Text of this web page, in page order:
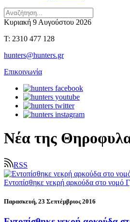
Κυριακή 9 Αυγούστου 2026
T: 2310 477 128
hunters@hunters.gr
Επικοινωνία
Νέα της
RSS
Εντοπίσθηκε νεκρή αρκούδα στο νομό
Παρασκευή, 23 Σεπτέμβριος 2016